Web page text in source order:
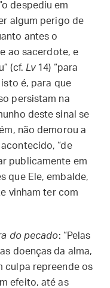
despediu em
algum perigo de
antes o
ao sacerdote, e
(cf. Lv 14) “para
é, para que
persistam na
deste sinal se
não demorou a
“de
publicamente em
que Ele, embalde,
vinham ter com
do pecado: “Pelas
doenças da alma,
culpa repreende os
efeito, até as